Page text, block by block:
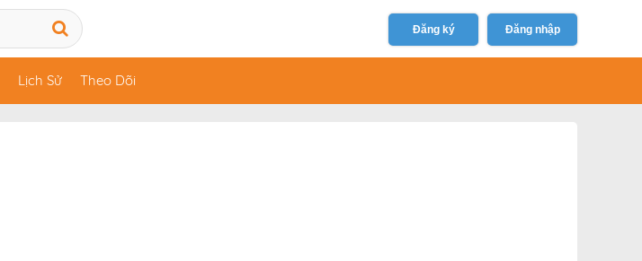
Đăng ký Đăng nhập
Lịch Sử Theo Dõi